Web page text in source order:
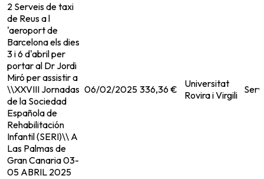
2 Serveis de taxi
de Reus a l
'aeroport de
Barcelona els dies
3 i 6 d'abril per
portar al Dr Jordi
Miró per assistir a
\\XXVIII Jornadas
de la Sociedad
Española de
Rehabilitación
Infantil (SERI)\\ A
Las Palmas de
Gran Canaria 03-
05 ABRIL 2025
06/02/2025 336,36 €
Universitat
Rovira i Virgili